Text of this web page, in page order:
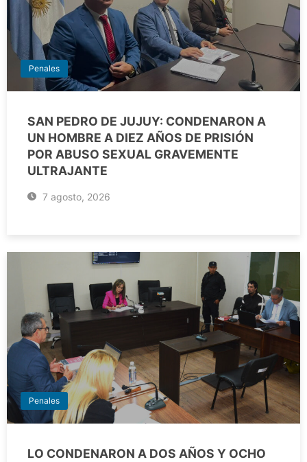
Penales
SAN PEDRO DE JUJUY: CONDENARON A
UN HOMBRE A DIEZ AÑOS DE PRISIÓN
POR ABUSO SEXUAL GRAVEMENTE
ULTRAJANTE
7 agosto, 2026
Penales
LO CONDENARON A DOS AÑOS Y OCHO